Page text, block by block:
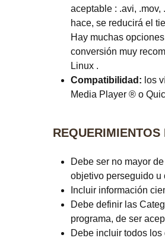
aceptable : .avi,
hace, se reducirá el
Hay muchas
conversión muy
Linux .
Compatibilidad: los
Media Player ® o
REQUERIMIENTOS
Debe ser no mayor
objetivo perseguido u
Incluir información
Debe definir las
programa, de ser
Debe incluir todos